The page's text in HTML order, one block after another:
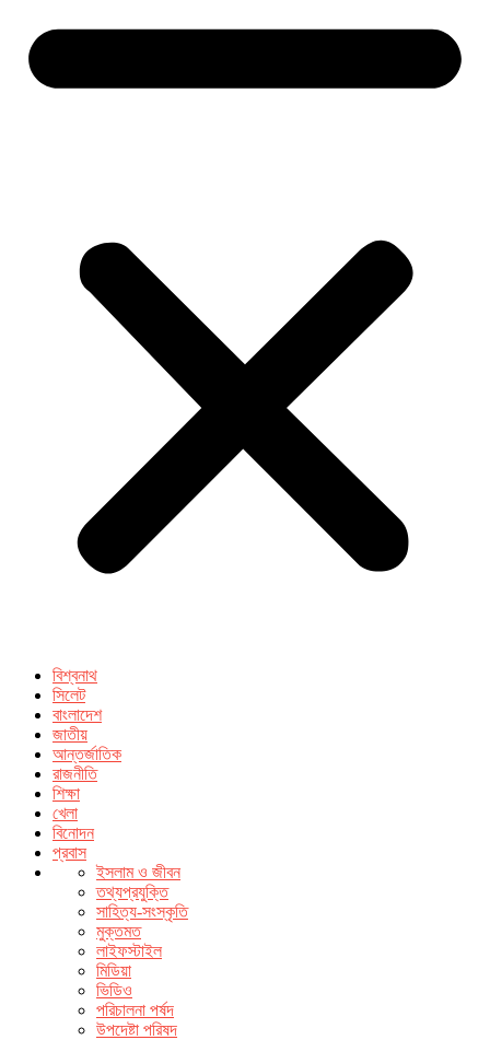
বিশ্বনাথ
সিলেট
বাংলাদেশ
জাতীয়
আন্তর্জাতিক
রাজনীতি
শিক্ষা
খেলা
বিনোদন
প্রবাস
ইসলাম ও জীবন
তথ্যপ্রযুক্তি
সাহিত্য-সংস্কৃতি
মুক্তমত
লাইফস্টাইল
মিডিয়া
ভিডিও
পরিচালনা পর্ষদ
উপদেষ্টা পরিষদ